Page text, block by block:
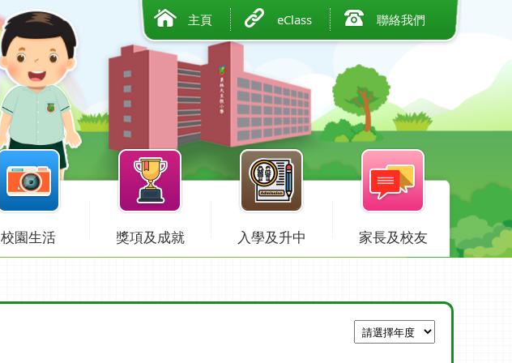
主頁 eClass 聯絡我們
校園生活 獎項及成就 入學及升中 家長及校友